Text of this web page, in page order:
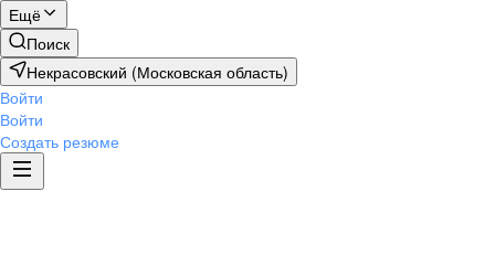
Ещё
Поиск
Некрасовский (Московская область)
Войти
Войти
Создать резюме